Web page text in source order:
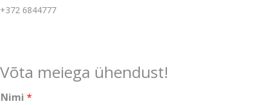
+372 6844777
Võta meiega ühendust!
Nimi *